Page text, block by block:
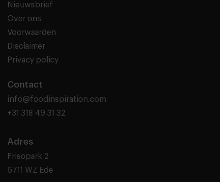
Nieuwsbrief
Over ons
Voorwaarden
Disclaimer
Privacy policy
Contact
info@foodinspiration.com
+31 318 49 31 32
Adres
Frisopark 2
6711 WZ Ede